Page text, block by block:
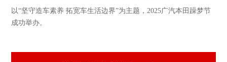
以“坚守造车素养 拓宽车生活边界”为主题，2025广汽本田躁梦节
成功举办。